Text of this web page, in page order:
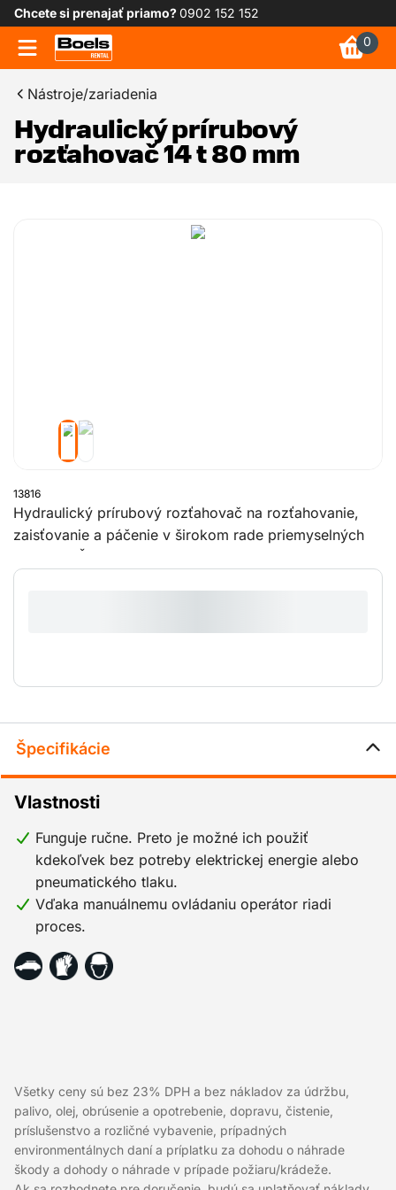
Chcete si prenajať priamo?0902 152 152
0
Nástroje/zariadenia
Hydraulický prírubový
rozťahovač 14 t 80 mm
13816
Hydraulický prírubový rozťahovač na rozťahovanie,
zaisťovanie a páčenie v širokom rade priemyselných
majú maximálnu polohu roztiahnutia 80 mm.
Špecifikácie
Vlastnosti
Funguje ručne. Preto je možné ich použiť
kdekoľvek bez potreby elektrickej energie alebo
pneumatického tlaku.
Vďaka manuálnemu ovládaniu operátor riadi
proces.
Všetky ceny sú bez 23% DPH a bez nákladov za údržbu,
palivo, olej, obrúsenie a opotrebenie, dopravu, čistenie,
príslušenstvo a rozličné vybavenie, prípadných
environmentálnych daní a príplatku za dohodu o náhrade
škody a dohody o náhrade v prípade požiaru/krádeže.